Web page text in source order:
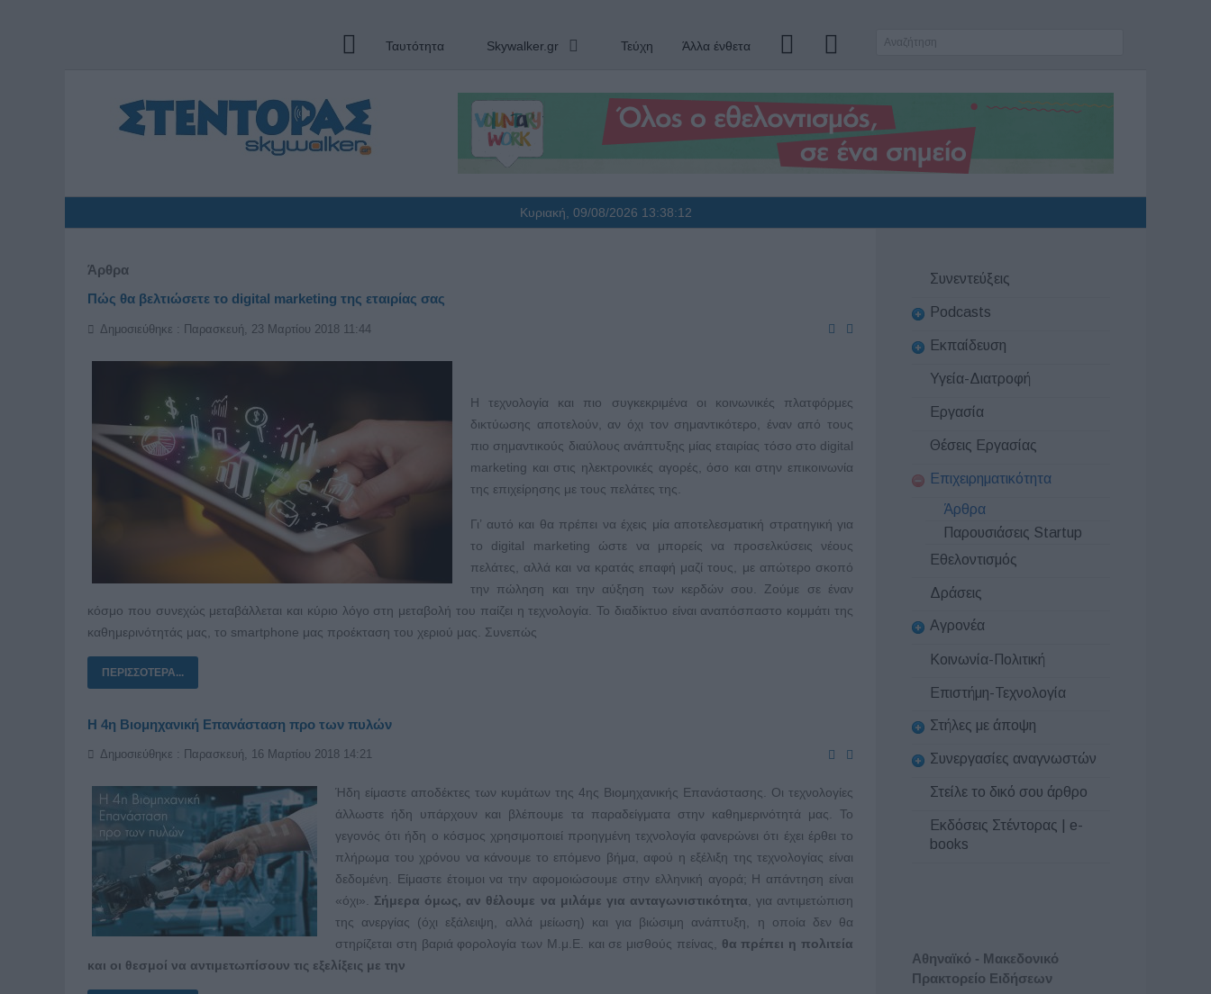
Ταυτότητα Skywalker.gr Τεύχη Άλλα ένθετα
Κυριακή, 09/08/2026 13:38:13
Άρθρα
Πώς θα βελτιώσετε το digital marketing της εταιρίας σας
Δημοσιεύθηκε : Παρασκευή, 23 Μαρτίου 2018 11:44
Η τεχνολογία και πιο συγκεκριμένα οι κοινωνικές πλατφόρμες
δικτύωσης αποτελούν, αν όχι τον σημαντικότερο, έναν από τους
πιο σημαντικούς διαύλους ανάπτυξης μίας εταιρίας τόσο στο digital
marketing και στις ηλεκτρονικές αγορές, όσο και στην επικοινωνία
της επιχείρησης με τους πελάτες της.
Γι’ αυτό και θα πρέπει να έχεις μία αποτελεσματική στρατηγική για
το digital marketing ώστε να μπορείς να προσελκύσεις νέους
πελάτες, αλλά και να κρατάς επαφή μαζί τους, με απώτερο σκοπό
την πώληση και την αύξηση των κερδών σου. Ζούμε σε έναν
κόσμο που συνεχώς μεταβάλλεται και κύριο λόγο στη μεταβολή του παίζει η τεχνολογία. Το διαδίκτυο είναι αναπόσπαστο κομμάτι της
καθημερινότητάς μας, το smartphone μας προέκταση του χεριού μας. Συνεπώς
ΠΕΡΙΣΣΌΤΕΡΑ...
Η 4η Βιομηχανική Επανάσταση προ των πυλών
Δημοσιεύθηκε : Παρασκευή, 16 Μαρτίου 2018 14:21
Ήδη είμαστε αποδέκτες των κυμάτων της 4ης Βιομηχανικής Επανάστασης. Οι τεχνολογίες
άλλωστε ήδη υπάρχουν και βλέπουμε τα παραδείγματα στην καθημερινότητά μας. Το
γεγονός ότι ήδη ο κόσμος χρησιμοποιεί προηγμένη τεχνολογία φανερώνει ότι έχει έρθει το
πλήρωμα του χρόνου να κάνουμε το επόμενο βήμα, αφού η εξέλιξη της τεχνολογίας είναι
δεδομένη. Είμαστε έτοιμοι να την αφομοιώσουμε στην ελληνική αγορά; Η απάντηση είναι
«όχι». Σήμερα όμως, αν θέλουμε να μιλάμε για ανταγωνιστικότητα , για αντιμετώπιση
της ανεργίας (όχι εξάλειψη, αλλά μείωση) και για βιώσιμη ανάπτυξη, η οποία δεν θα
στηρίζεται στη βαριά φορολογία των Μ.μ.Ε. και σε μισθούς πείνας, θα πρέπει η πολιτεία
και οι θεσμοί να αντιμετωπίσουν τις εξελίξεις με την
Συνεντεύξεις
Podcasts
Εκπαίδευση
Υγεία-Διατροφή
Εργασία
Θέσεις Εργασίας
Επιχειρηματικότητα
Άρθρα
Παρουσιάσεις Startup
Εθελοντισμός
Δράσεις
Αγρονέα
Κοινωνία-Πολιτική
Επιστήμη-Τεχνολογία
Στήλες με άποψη
Συνεργασίες αναγνωστών
Στείλε το δικό σου άρθρο
Εκδόσεις Στέντορας | e-
books
Αθηναϊκό - Μακεδονικό
Πρακτορείο Ειδήσεων